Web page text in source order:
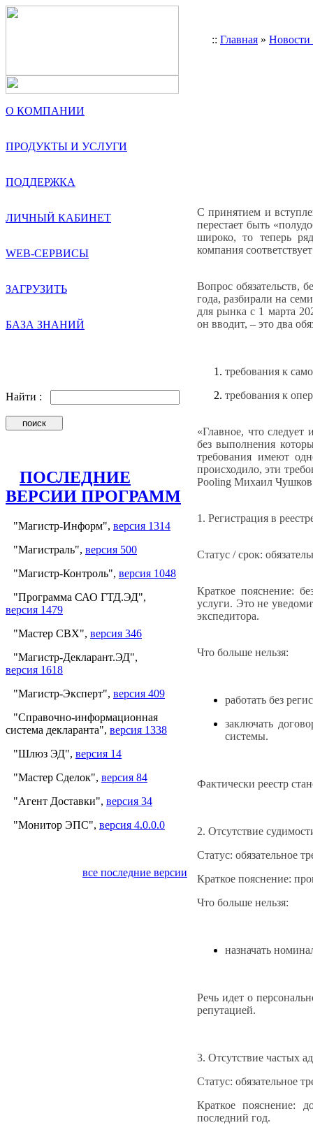
:: Главная »
О КОМПАНИИ
ПРОДУКТЫ И УСЛУГИ
ПОДДЕРЖКА
ЛИЧНЫЙ КАБИНЕТ
WEB-СЕРВИСЫ
ЗАГРУЗИТЬ
БАЗА ЗНАНИЙ
Найти :
ПОСЛЕДНИЕ
ВЕРСИИ ПРОГРАММ
"Магистр-Информ", версия 1314
"Магистраль", версия 500
"Магистр-Контроль", версия 1048
"Программа САО ГТД.ЭД",
версия 1479
"Мастер СВХ", версия 346
"Магистр-Декларант.ЭД",
версия 1618
"Магистр-Эксперт", версия 409
"Справочно-информационная
система декларанта", версия 1338
"Шлюз ЭД", версия 14
"Мастер Сделок", версия 84
"Агент Доставки", версия 34
"Монитор ЭПС", версия 4.0.0.0
все последние версии
С принятием и
перестает быть
широко, то теперь
компания
Вопрос обязательств,
года, разбирали на
для рынка с 1 марта
он вводит, – это два
требования к
требования к
«Главное, что
без выполнения
требования имеют
происходило, эти
Pooling Михаил
1. Регистрация в
Статус / срок:
Краткое пояснение:
услуги. Это не
экспедитора.
Что больше нельзя:
работать без
заключать
системы.
Фактически реестр
2. Отсутствие
Статус: обязательное
Краткое пояснение:
Что больше нельзя:
назначать
Речь идет о
репутацией.
3. Отсутствие частых
Статус: обязательное
Краткое пояснение:
последний год.